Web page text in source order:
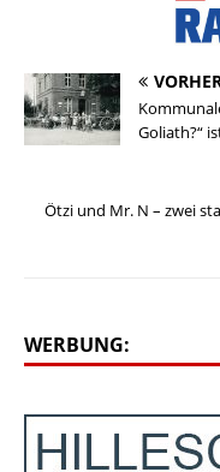
Goliath?“
Ötzi und Mr. N – zwei
WERBUNG: